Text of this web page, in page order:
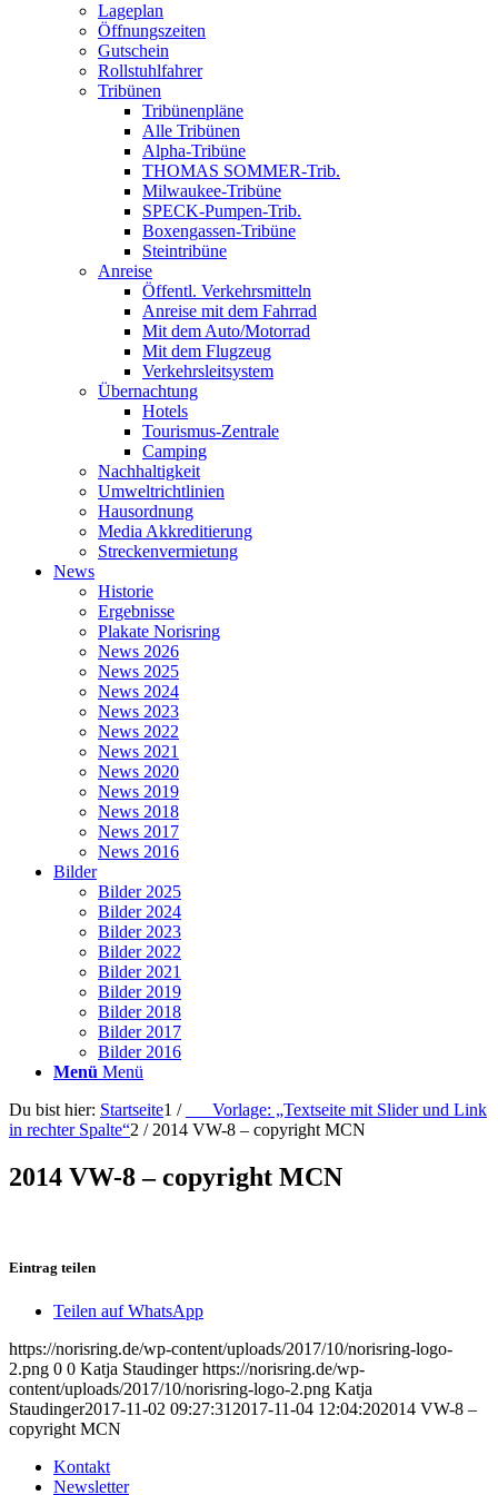
Lageplan
Öffnungszeiten
Gutschein
Rollstuhlfahrer
Tribünen
Tribünenpläne
Alle Tribünen
Alpha-Tribüne
THOMAS SOMMER-Trib.
Milwaukee-Tribüne
SPECK-Pumpen-Trib.
Boxengassen-Tribüne
Steintribüne
Anreise
Öffentl. Verkehrsmitteln
Anreise mit dem Fahrrad
Mit dem Auto/Motorrad
Mit dem Flugzeug
Verkehrsleitsystem
Übernachtung
Hotels
Tourismus-Zentrale
Camping
Nachhaltigkeit
Umweltrichtlinien
Hausordnung
Media Akkreditierung
Streckenvermietung
News
Historie
Ergebnisse
Plakate Norisring
News 2026
News 2025
News 2024
News 2023
News 2022
News 2021
News 2020
News 2019
News 2018
News 2017
News 2016
Bilder
Bilder 2025
Bilder 2024
Bilder 2023
Bilder 2022
Bilder 2021
Bilder 2019
Bilder 2018
Bilder 2017
Bilder 2016
Menü Menü
Du bist hier: Startseite1 /
___Vorlage: „Textseite mit Slider und Link
in rechter Spalte“2 / 2014 VW-8 – copyright MCN
2014 VW-8 – copyright MCN
Eintrag teilen
Teilen auf WhatsApp
https://norisring.de/wp-content/uploads/2017/10/norisring-logo-
2.png 0 0 Katja Staudinger https://norisring.de/wp-
content/uploads/2017/10/norisring-logo-2.png Katja
Staudinger2017-11-02 09:27:31 2017-11-04 12:04:202014 VW-8 –
copyright MCN
Kontakt
Newsletter